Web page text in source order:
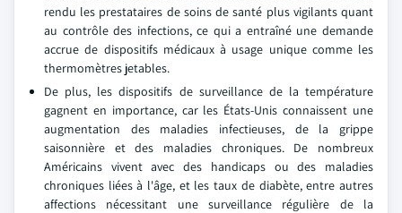
rendu les prestataires de soins de santé plus vigilants quant
au contrôle des infections, ce qui a entraîné une demande
accrue de dispositifs médicaux à usage unique comme les
thermomètres jetables.
De plus, les dispositifs de surveillance de la température
gagnent en importance, car les États-Unis connaissent une
augmentation des maladies infectieuses, de la grippe
saisonnière et des maladies chroniques. De nombreux
Américains vivent avec des handicaps ou des maladies
chroniques liées à l'âge, et les taux de diabète, entre autres
affections nécessitant une surveillance régulière de la